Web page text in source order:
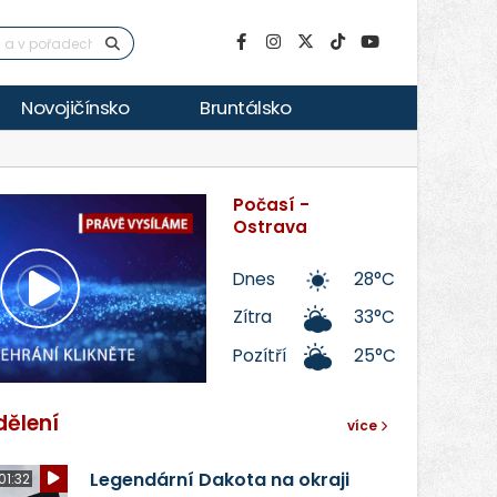
Novojičínsko Bruntálsko
Přehrát
video
Počasí -
Ostrava
Dnes
28°C
Zítra
33°C
Pozítří
25°C
více
Legendární Dakota na okraji